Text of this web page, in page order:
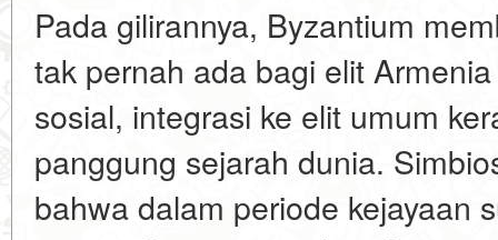
Pada gilirannya, Byzantium
tak pernah ada bagi elit
sosial, integrasi ke elit umum
panggung sejarah dunia.
bahwa dalam periode kejayaan